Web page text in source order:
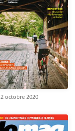
2 octobre 2020